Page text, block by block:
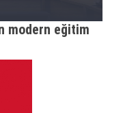
modern eğitim